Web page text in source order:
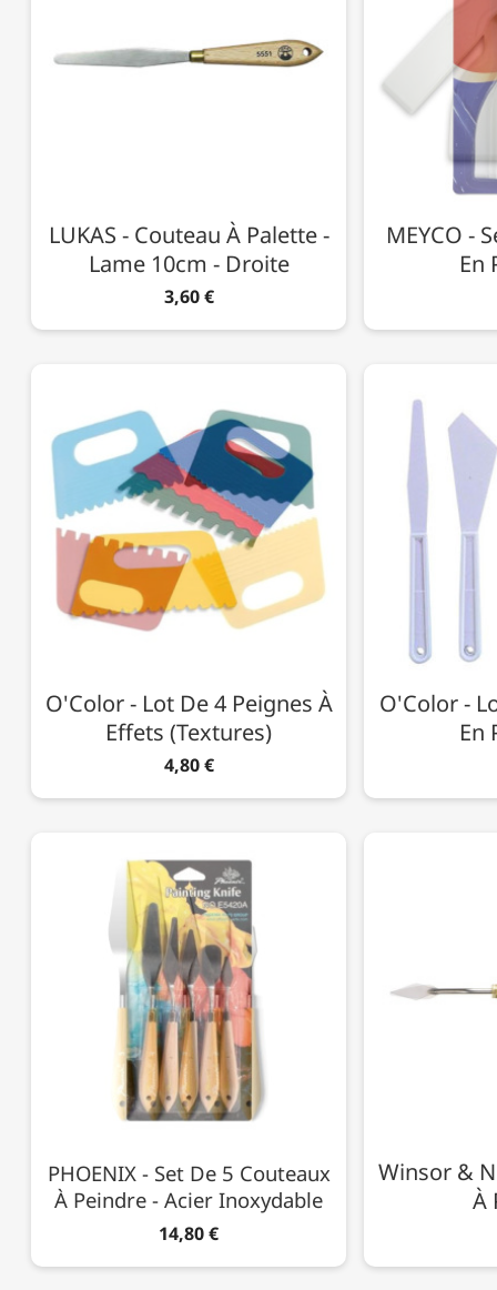
LUKAS - Couteau À Palette -
Lame 10cm - Droite
3,60 €
MEYCO -
En
O'Color - Lot De 4 Peignes À
Effets (Textures)
4,80 €
O'Color -
En
PHOENIX - Set De 5 Couteaux
À Peindre - Acier Inoxydable
14,80 €
Winsor &
À